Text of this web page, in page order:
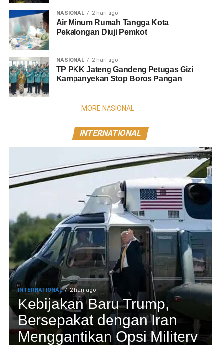
NASIONAL 2 hari ago
Air Minum Rumah Tangga Kota
Pekalongan Diuji Pemkot
NASIONAL 2 hari ago
TP PKK Jateng Gandeng Petugas Gizi
Kampanyekan Stop Boros Pangan
MORE NASIONAL
INTERNATIONAL
INTERNATIONAL 2 hari ago
Kebijakan Baru Trump,
Bersepakat dengan Iran
Menggantikan Opsi Militerv